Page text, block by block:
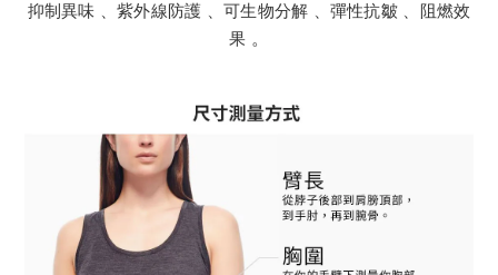
抑制異味 、紫外線防護 、可生物分解 、彈性抗皺 、阻燃效
果 。